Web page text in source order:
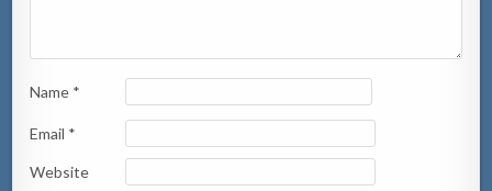
Name *
Email *
Website